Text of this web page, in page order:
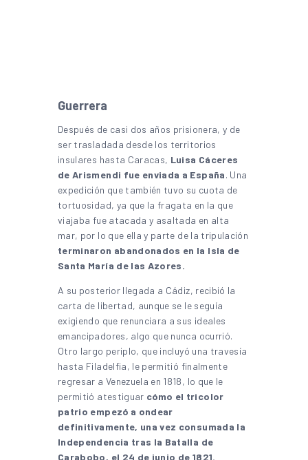
Guerrera
Después de casi dos años prisionera, y de
ser trasladada desde los territorios
insulares hasta Caracas, Luisa Cáceres
de Arismendi fue enviada a España. Una
expedición que también tuvo su cuota de
tortuosidad, ya que la fragata en la que
viajaba fue atacada y asaltada en alta
mar, por lo que ella y parte de la tripulación
terminaron abandonados en la Isla de
Santa María de las Azores.
A su posterior llegada a Cádiz, recibió la
carta de libertad, aunque se le seguía
exigiendo que renunciara a sus ideales
emancipadores, algo que nunca ocurrió.
Otro largo periplo, que incluyó una travesía
hasta Filadelfia, le permitió finalmente
regresar a Venezuela en 1818, lo que le
permitió atestiguar cómo el tricolor
patrio empezó a ondear
definitivamente, una vez consumada la
Independencia tras la Batalla de
Carabobo, el 24 de junio de 1821.